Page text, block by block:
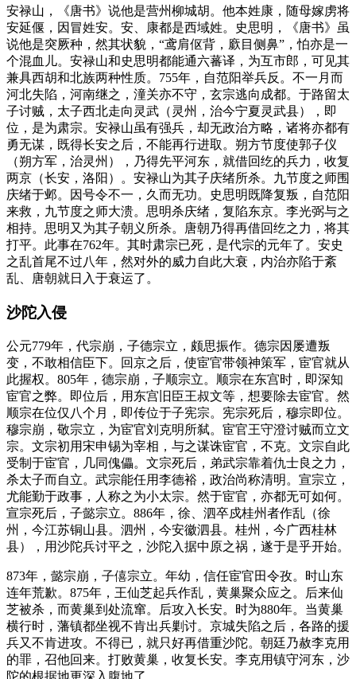
安禄山，《唐书》说他是营州柳城胡。他本姓康，随母嫁虏将
安延偃，因冒姓安。安、康都是西域姓。史思明，《唐书》虽
说他是突厥种，然其状貌，“鸢肩伛背，廞目侧鼻”，怕亦是一
个混血儿。安禄山和史思明都能通六蕃译，为互市郎，可见其
兼具西胡和北族两种性质。755年，自范阳举兵反。不一月而
河北失陷，河南继之，潼关亦不守，玄宗逃向成都。于路留太
子讨贼，太子西北走向灵武（灵州，治今宁夏灵武县），即
位，是为肃宗。安禄山虽有强兵，却无政治方略，诸将亦都有
勇无谋，既得长安之后，不能再行进取。朔方节度使郭子仪
（朔方军，治灵州），乃得先平河东，就借回纥的兵力，收复
两京（长安，洛阳）。安禄山为其子庆绪所杀。九节度之师围
庆绪于邺。因号令不一，久而无功。史思明既降复叛，自范阳
来救，九节度之师大溃。思明杀庆绪，复陷东京。李光弼与之
相持。思明又为其子朝义所杀。唐朝乃得再借回纥之力，将其
打平。此事在762年。其时肃宗已死，是代宗的元年了。安史
之乱首尾不过八年，然对外的威力自此大衰，内治亦陷于紊
乱、唐朝就日入于衰运了。
沙陀入侵
公元779年，代宗崩，子德宗立，颇思振作。德宗因屡遭叛
变，不敢相信臣下。回京之后，使宦官带领神策军，宦官就从
此握权。805年，德宗崩，子顺宗立。顺宗在东宫时，即深知
宦官之弊。即位后，用东宫旧臣王叔文等，想要除去宦官。然
顺宗在位仅八个月，即传位于子宪宗。宪宗死后，穆宗即位。
穆宗崩，敬宗立，为宦官刘克明所弑。宦官王守澄讨贼而立文
宗。文宗初用宋申锡为宰相，与之谋诛宦官，不克。文宗自此
受制于宦官，几同傀儡。文宗死后，弟武宗靠着仇士良之力，
杀太子而自立。武宗能任用李德裕，政治尚称清明。宣宗立，
尤能勤于政事，人称之为小太宗。然于宦官，亦都无可如何。
宣宗死后，子懿宗立。886年，徐、泗卒戍桂州者作乱（徐
州，今江苏铜山县。泗州，今安徽泗县。桂州，今广西桂林
县），用沙陀兵讨平之，沙陀入据中原之祸，遂于是乎开始。
873年，懿宗崩，子僖宗立。年幼，信任宦官田令孜。时山东
连年荒歉。875年，王仙芝起兵作乱，黄巢聚众应之。后来仙
芝被杀，而黄巢到处流窜。后攻入长安。时为880年。当黄巢
横行时，藩镇都坐视不肯出兵剿讨。京城失陷之后，各路的援
兵又不肯进攻。不得已，就只好再借重沙陀。朝廷乃赦李克用
的罪，召他回来。打败黄巢，收复长安。李克用镇守河东，沙
陀的根据地更深入腹地了。